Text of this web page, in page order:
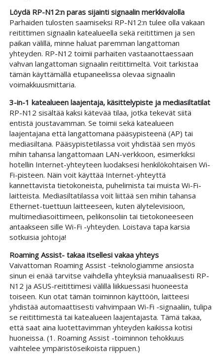
Löydä RP-N12:n paras sijainti signaalin merkkivalolla
Parhaiden tulosten saamiseksi RP-N12:n tulee olla vakaan
reitittimen signaalin katealueella sekä reitittimen ja sen
paikan välillä, minne haluat paremman langattoman
yhteyden. RP-N12 toimii parhaiten vastaanottaessaan
vahvan langattoman signaalin reitittimeltä. Voit tarkistaa
tämän käyttämällä etupaneelissa olevaa signaalin
voimakkuusmittaria.
3-in-1 katealueen laajentaja, käsittelypiste ja mediasiltatilat
RP-N12 sisältää kaksi kätevää tilaa, jotka tekevät siitä
entistä joustavamman. Se toimii sekä katealueen
laajentajana että langattomana pääsypisteenä (AP) tai
mediasiltana. Pääsypistetilassa voit yhdistää sen myös
mihin tahansa langattomaan LAN-verkkoon, esimerkiksi
hotellin Internet-yhteyteen luodaksesi henkilökohtaisen Wi-
Fi-pisteen. Näin voit käyttää Internet-yhteyttä
kannettavista tietokoneista, puhelimista tai muista Wi-Fi-
laitteista. Mediasiltatilassa voit liittää sen mihin tahansa
Ethernet-tuettuun laitteeseen, kuten älytelevisioon,
multimediasoittimeen, pelikonsoliin tai tietokoneeseen
antaakseen sille Wi-Fi -yhteyden. Loistava tapa karsia
sotkuisia johtoja!
Roaming Assist- takaa itsellesi vakaa yhteys
Vaivattoman Roaming Assist -teknologiamme ansiosta
sinun ei enää tarvitse vaihdella yhteyksiä manuaalisesti RP-
N12 ja ASUS-reitittimesi välillä liikkuessasi huoneesta
toiseen. Kun otat tämän toiminnon käyttöön, laitteesi
yhdistää automaattisesti vahvimpaan Wi-Fi -signaaliin, tulipa
se reitittimestä tai katealueen laajentajasta. Tämä takaa,
että saat aina luotettavimman yhteyden kaikissa kotisi
huoneissa. (1. Roaming Assist -toiminnon tehokkuus
vaihtelee ympäristöseikoista riippuen.)